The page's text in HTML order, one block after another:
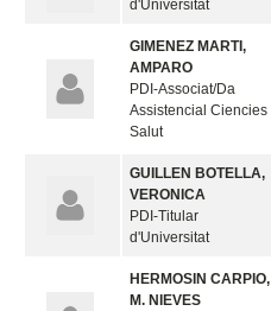
d'Universitat
GIMENEZ MARTI,
AMPARO
PDI-Associat/Da
Assistencial Ciencies
Salut
GUILLEN BOTELLA,
VERONICA
PDI-Titular
d'Universitat
HERMOSIN CARPIO,
M. NIEVES